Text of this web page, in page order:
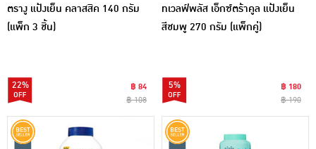
ตรางู แป้งเย็น คลาสสิค 140 กรัม
(แพ็ก 3 ชิ้น)
22%
฿ 84
฿ 108
ทเวลฟ์พลัส เอ็กซ์ตร้าคูล แป้งเย็น
สีชมพู 270 กรัม (แพ็กคู่)
5%
฿ 180
฿ 190